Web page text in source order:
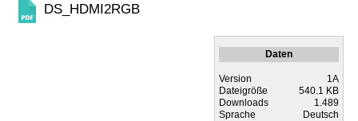
DS_HDMI2RGB
Daten
Version
1A
Dateigröße
540.1 KB
Downloads
1.489
Sprache
Deutsch